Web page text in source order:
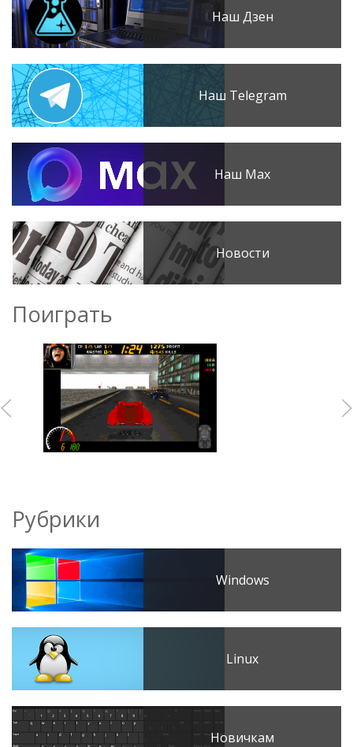
Наш Дзен
Наш Telegram
Наш Max
Новости
Поиграть
Рубрики
Windows
Linux
Новичкам